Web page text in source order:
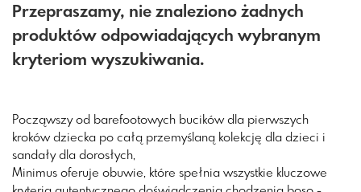
Przepraszamy, nie znaleziono żadnych
produktów odpowiadających wybranym
kryteriom wyszukiwania.
Począwszy od barefootowych bucików dla pierwszych
kroków dziecka po całą przemyślaną kolekcję dla dzieci i
sandały dla dorosłych,
Minimus oferuje obuwie, które spełnia wszystkie kluczowe